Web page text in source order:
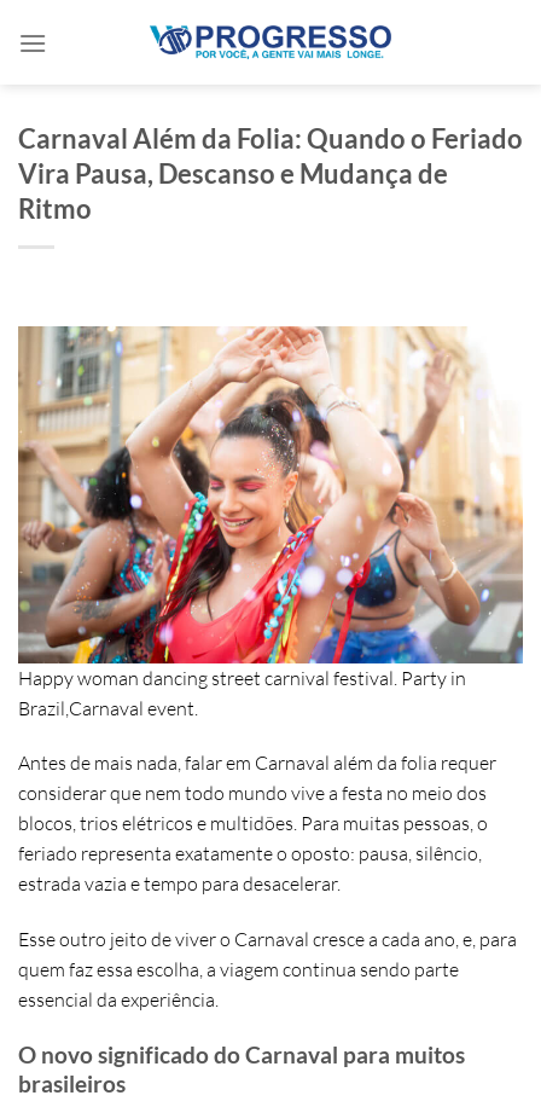
Carnaval Além da Folia: Quando o Feriado
Vira Pausa, Descanso e Mudança de
Ritmo
Happy woman dancing street carnival festival. Party in
Brazil,Carnaval event.
Antes de mais nada, falar em Carnaval além da folia requer
considerar que nem todo mundo vive a festa no meio dos
blocos, trios elétricos e multidões. Para muitas pessoas, o
feriado representa exatamente o oposto: pausa, silêncio,
estrada vazia e tempo para desacelerar.
Esse outro jeito de viver o Carnaval cresce a cada ano, e, para
quem faz essa escolha, a viagem continua sendo parte
essencial da experiência.
O novo significado do Carnaval para muitos
brasileiros